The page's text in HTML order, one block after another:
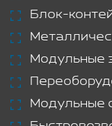
Блок-
Модульные
Модульные